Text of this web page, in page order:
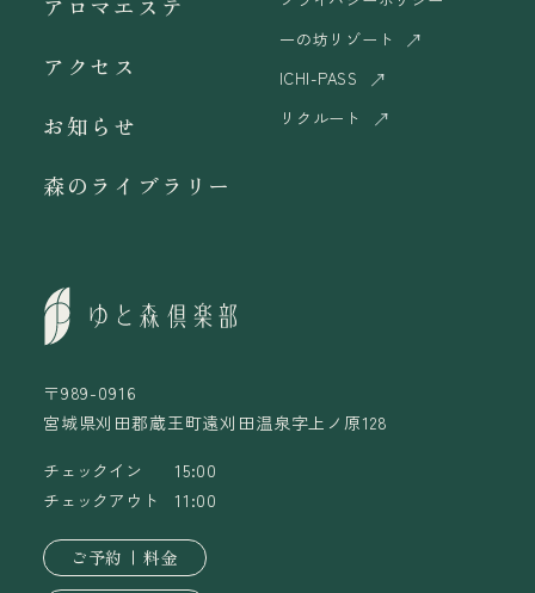
アクセス
お知らせ
森のライブラリー
一の坊リゾート
ICHI-PASS
リクルート
〒989-0916
宮城県刈田郡蔵王町遠刈田温泉字上ノ原128
チェックイン
15:00
チェックアウト
11:00
ご予約 料金